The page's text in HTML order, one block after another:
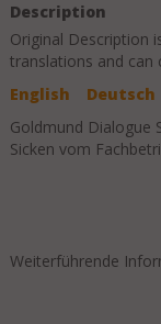
Description
Original Description
translations and can
English
Deutsch
Goldmund Dialogue
Sicken vom
Weiterführende